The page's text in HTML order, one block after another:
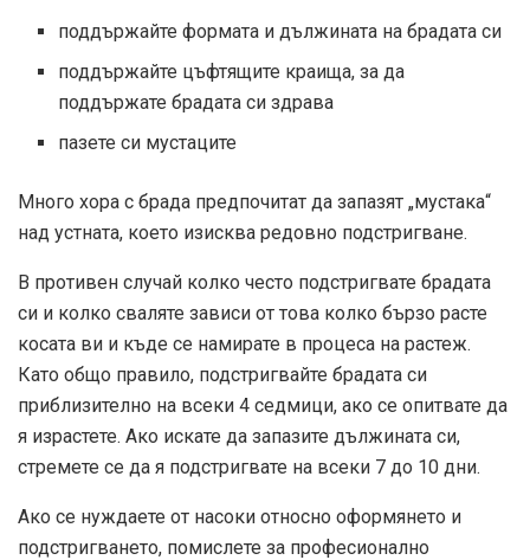
поддържайте формата и дължината на брадата си
поддържайте цъфтящите краища, за да
поддържате брадата си здрава
пазете си мустаците
Много хора с брада предпочитат да запазят „мустака“
над устната, което изисква редовно подстригване.
В противен случай колко често подстригвате брадата
си и колко сваляте зависи от това колко бързо расте
косата ви и къде се намирате в процеса на растеж.
Като общо правило, подстригвайте брадата си
приблизително на всеки 4 седмици, ако се опитвате да
я израстете. Ако искате да запазите дължината си,
стремете се да я подстригвате на всеки 7 до 10 дни.
Ако се нуждаете от насоки относно оформянето и
подстригването, помислете за професионално